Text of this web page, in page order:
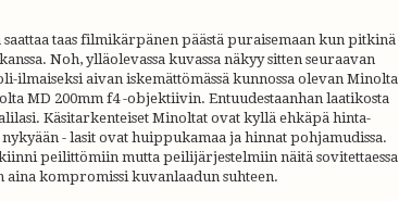
taas filmikärpänen päästä puraisemaan kun pitkinä
Noh, ylläolevassa kuvassa näkyy sitten seuraavan
aivan iskemättömässä kunnossa olevan Minolta
MD 200mm f4 -objektiivin. Entuudestaanhan laatikosta
Käsitarkenteiset Minoltat ovat kyllä ehkäpä hinta-
- lasit ovat huippukamaa ja hinnat pohjamudissa.
peilittömiin mutta peilijärjestelmiin näitä sovitettaessa
aina kompromissi kuvanlaadun suhteen.